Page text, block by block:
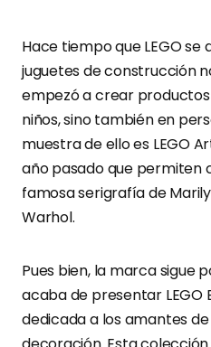
Hace tiempo que LEGO se
juguetes de construcción
empezó a crear
niños, sino también en
muestra de ello es LEGO
año pasado que permiten
famosa serigrafía de
Warhol.
Pues bien, la marca sigue
acaba de presentar LEGO
dedicada a los amantes